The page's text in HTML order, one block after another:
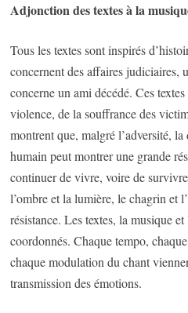
Adjonction des textes à la
Tous les textes sont inspirés
concernent des affaires judiciaires,
concerne un ami décédé. Ces
violence, de la souffrance des
montrent que, malgré l’adversité,
humain peut montrer une grande
continuer de vivre, voire de
l’ombre et la lumière, le chagrin et
résistance. Les textes, la musique
coordonnés. Chaque tempo,
chaque modulation du chant
transmission des émotions.